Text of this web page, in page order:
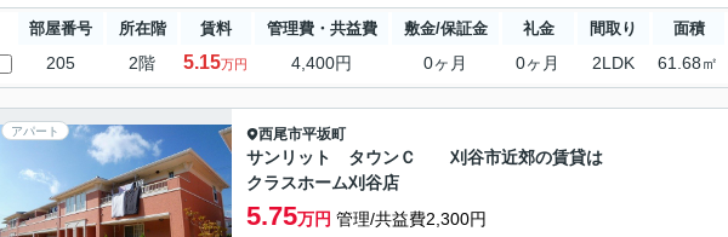
部屋番号 所在階 賃料 管理費・共益費 敷金/保証金 礼金 間取り 面積
205 2階 5.15万円 4,400円 0ヶ月 0ヶ月 2LDK 61.68㎡
アパート 西尾市平坂町
サンリット タウンＣ 刈谷市近郊の賃貸は
クラスホーム刈谷店
5.75万円 管理/共益費2,300円